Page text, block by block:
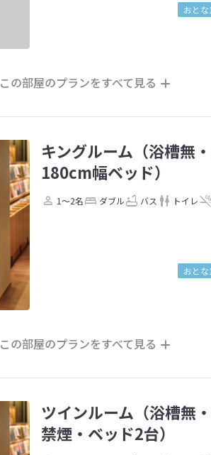
おとな
この部屋のプランをすべて見る
キングルーム（浴槽無
180cm幅ベッド）
1～2名 ダブル バス トイレ
おとな
この部屋のプランをすべて見る
ツインルーム（浴槽無
禁煙・ベッド2台）